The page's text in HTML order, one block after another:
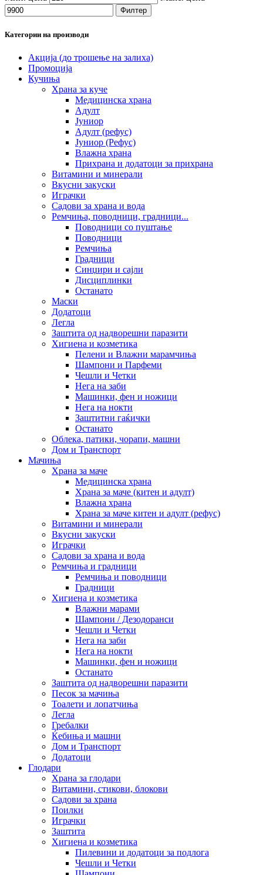
Филтер
Категории на производи
Акција (до трошење на залиха)
Промоција
Кучиња
Храна за куче
Медицинска храна
Адулт
Јуниор
Адулт (рефус)
Јуниор (Рефус)
Влажна храна
Прихрана и додатоци за прихрана
Витамини и минерали
Вкусни закуски
Играчки
Садови за храна и вода
Ремчиња, поводници, градници...
Поводници со пуштање
Поводници
Ремчиња
Градници
Синџири и сајли
Дисциплинки
Останато
Маски
Додатоци
Легла
Заштита од надворешни паразити
Хигиена и козметика
Пелени и Влажни марамчиња
Шампони и Парфеми
Чешли и Четки
Нега на заби
Машинки, фен и ножици
Нега на нокти
Заштитни гаќички
Останато
Облека, патики, чорапи, машни
Дом и Транспорт
Мачиња
Храна за маче
Медицинска храна
Храна за маче (китен и адулт)
Влажна храна
Храна за маче китен и адулт (рефус)
Витамини и минерали
Вкусни закуски
Играчки
Садови за храна и вода
Ремчиња и градници
Ремчиња и поводници
Градници
Хигиена и козметика
Влажни марами
Шампони / Дезодоранси
Чешли и Четки
Нега на заби
Нега на нокти
Машинки, фен и ножици
Останато
Заштита од надворешни паразити
Песок за мачиња
Тоалети и лопатчиња
Легла
Гребалки
Ќебиња и машни
Дом и Транспорт
Додатоци
Глодари
Храна за глодари
Витамини, стикови, блокови
Садови за храна
Поилки
Играчки
Заштита
Хигиена и козметика
Пилевини и додатоци за подлога
Чешли и Четки